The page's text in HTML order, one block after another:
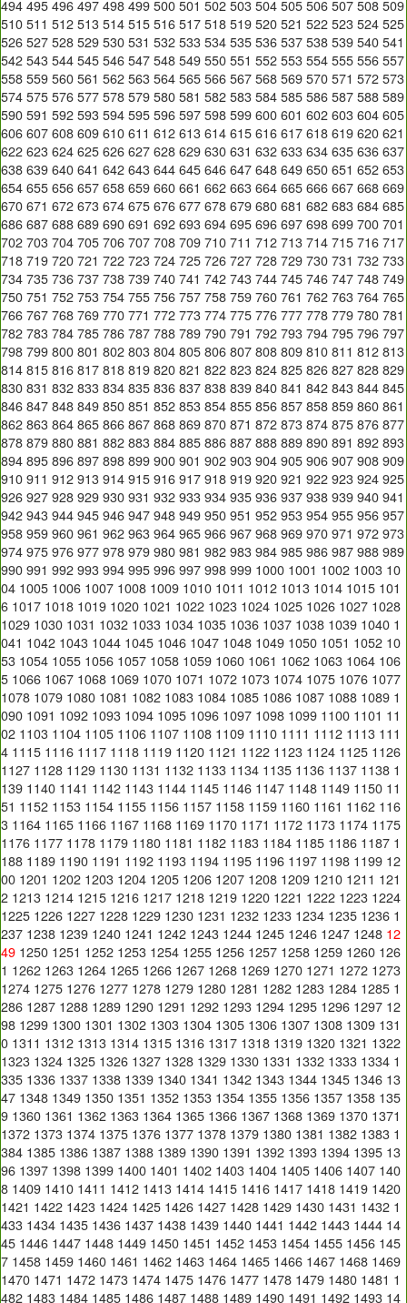
494 495 496 497 498 499 500 501 502 503 504 505 506 507 508 509
510 511 512 513 514 515 516 517 518 519 520 521 522 523 524 525
526 527 528 529 530 531 532 533 534 535 536 537 538 539 540 541
542 543 544 545 546 547 548 549 550 551 552 553 554 555 556 557
558 559 560 561 562 563 564 565 566 567 568 569 570 571 572 573
574 575 576 577 578 579 580 581 582 583 584 585 586 587 588 589
590 591 592 593 594 595 596 597 598 599 600 601 602 603 604 605
606 607 608 609 610 611 612 613 614 615 616 617 618 619 620 621
622 623 624 625 626 627 628 629 630 631 632 633 634 635 636 637
638 639 640 641 642 643 644 645 646 647 648 649 650 651 652 653
654 655 656 657 658 659 660 661 662 663 664 665 666 667 668 669
670 671 672 673 674 675 676 677 678 679 680 681 682 683 684 685
686 687 688 689 690 691 692 693 694 695 696 697 698 699 700 701
702 703 704 705 706 707 708 709 710 711 712 713 714 715 716 717
718 719 720 721 722 723 724 725 726 727 728 729 730 731 732 733
734 735 736 737 738 739 740 741 742 743 744 745 746 747 748 749
750 751 752 753 754 755 756 757 758 759 760 761 762 763 764 765
766 767 768 769 770 771 772 773 774 775 776 777 778 779 780 781
782 783 784 785 786 787 788 789 790 791 792 793 794 795 796 797
798 799 800 801 802 803 804 805 806 807 808 809 810 811 812 813
814 815 816 817 818 819 820 821 822 823 824 825 826 827 828 829
830 831 832 833 834 835 836 837 838 839 840 841 842 843 844 845
846 847 848 849 850 851 852 853 854 855 856 857 858 859 860 861
862 863 864 865 866 867 868 869 870 871 872 873 874 875 876 877
878 879 880 881 882 883 884 885 886 887 888 889 890 891 892 893
894 895 896 897 898 899 900 901 902 903 904 905 906 907 908 909
910 911 912 913 914 915 916 917 918 919 920 921 922 923 924 925
926 927 928 929 930 931 932 933 934 935 936 937 938 939 940 941
942 943 944 945 946 947 948 949 950 951 952 953 954 955 956 957
958 959 960 961 962 963 964 965 966 967 968 969 970 971 972 973
974 975 976 977 978 979 980 981 982 983 984 985 986 987 988 989
990 991 992 993 994 995 996 997 998 999 1000 1001 1002 1003 10
04 1005 1006 1007 1008 1009 1010 1011 1012 1013 1014 1015 101
6 1017 1018 1019 1020 1021 1022 1023 1024 1025 1026 1027 1028
1029 1030 1031 1032 1033 1034 1035 1036 1037 1038 1039 1040 1
041 1042 1043 1044 1045 1046 1047 1048 1049 1050 1051 1052 10
53 1054 1055 1056 1057 1058 1059 1060 1061 1062 1063 1064 106
5 1066 1067 1068 1069 1070 1071 1072 1073 1074 1075 1076 1077
1078 1079 1080 1081 1082 1083 1084 1085 1086 1087 1088 1089 1
090 1091 1092 1093 1094 1095 1096 1097 1098 1099 1100 1101 11
02 1103 1104 1105 1106 1107 1108 1109 1110 1111 1112 1113 111
4 1115 1116 1117 1118 1119 1120 1121 1122 1123 1124 1125 1126
1127 1128 1129 1130 1131 1132 1133 1134 1135 1136 1137 1138 1
139 1140 1141 1142 1143 1144 1145 1146 1147 1148 1149 1150 11
51 1152 1153 1154 1155 1156 1157 1158 1159 1160 1161 1162 116
3 1164 1165 1166 1167 1168 1169 1170 1171 1172 1173 1174 1175
1176 1177 1178 1179 1180 1181 1182 1183 1184 1185 1186 1187 1
188 1189 1190 1191 1192 1193 1194 1195 1196 1197 1198 1199 12
00 1201 1202 1203 1204 1205 1206 1207 1208 1209 1210 1211 121
2 1213 1214 1215 1216 1217 1218 1219 1220 1221 1222 1223 1224
1225 1226 1227 1228 1229 1230 1231 1232 1233 1234 1235 1236 1
237 1238 1239 1240 1241 1242 1243 1244 1245 1246 1247 1248 12
49 1250 1251 1252 1253 1254 1255 1256 1257 1258 1259 1260 126
1 1262 1263 1264 1265 1266 1267 1268 1269 1270 1271 1272 1273
1274 1275 1276 1277 1278 1279 1280 1281 1282 1283 1284 1285 1
286 1287 1288 1289 1290 1291 1292 1293 1294 1295 1296 1297 12
98 1299 1300 1301 1302 1303 1304 1305 1306 1307 1308 1309 131
0 1311 1312 1313 1314 1315 1316 1317 1318 1319 1320 1321 1322
1323 1324 1325 1326 1327 1328 1329 1330 1331 1332 1333 1334 1
335 1336 1337 1338 1339 1340 1341 1342 1343 1344 1345 1346 13
47 1348 1349 1350 1351 1352 1353 1354 1355 1356 1357 1358 135
9 1360 1361 1362 1363 1364 1365 1366 1367 1368 1369 1370 1371
1372 1373 1374 1375 1376 1377 1378 1379 1380 1381 1382 1383 1
384 1385 1386 1387 1388 1389 1390 1391 1392 1393 1394 1395 13
96 1397 1398 1399 1400 1401 1402 1403 1404 1405 1406 1407 140
8 1409 1410 1411 1412 1413 1414 1415 1416 1417 1418 1419 1420
1421 1422 1423 1424 1425 1426 1427 1428 1429 1430 1431 1432 1
433 1434 1435 1436 1437 1438 1439 1440 1441 1442 1443 1444 14
45 1446 1447 1448 1449 1450 1451 1452 1453 1454 1455 1456 145
7 1458 1459 1460 1461 1462 1463 1464 1465 1466 1467 1468 1469
1470 1471 1472 1473 1474 1475 1476 1477 1478 1479 1480 1481 1
482 1483 1484 1485 1486 1487 1488 1489 1490 1491 1492 1493 14